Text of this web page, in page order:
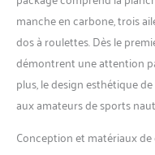
manche en carbone, trois
dos à roulettes. Dès le
démontrent une attention
plus, le design esthétique
aux amateurs de sports
Conception et matériaux